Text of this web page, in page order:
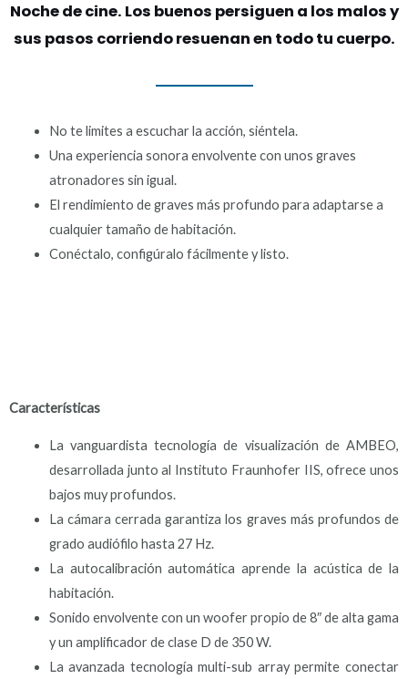
Noche de cine. Los buenos persiguen a los malos y
sus pasos corriendo resuenan en todo tu cuerpo.
No te limites a escuchar la acción, siéntela.
Una experiencia sonora envolvente con unos graves
atronadores sin igual.
El rendimiento de graves más profundo para adaptarse a
cualquier tamaño de habitación.
Conéctalo, configúralo fácilmente y listo.
Características
La vanguardista tecnología de visualización de AMBEO,
desarrollada junto al Instituto Fraunhofer IIS, ofrece unos
bajos muy profundos.
La cámara cerrada garantiza los graves más profundos de
grado audiófilo hasta 27 Hz.
La autocalibración automática aprende la acústica de la
habitación.
Sonido envolvente con un woofer propio de 8″ de alta gama
y un amplificador de clase D de 350 W.
La avanzada tecnología multi-sub array permite conectar